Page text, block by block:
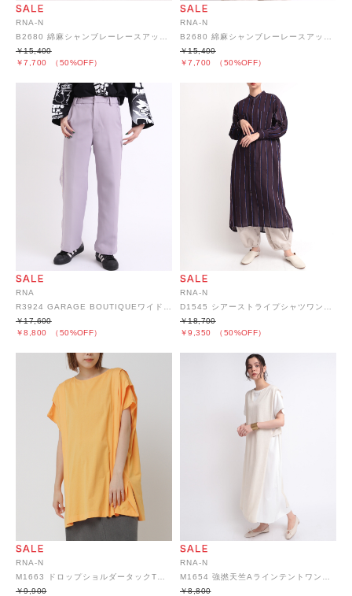
RNA-N
￥7,700 （50%OFF）
￥15,400
RNA-N
￥7,700 （50%OFF）
￥15,400
RNA
￥8,800 （50%OFF）
￥17,600
RNA-N
￥9,350 （50%OFF）
￥18,700
RNA-N
￥9,900
RNA-N
￥8,800